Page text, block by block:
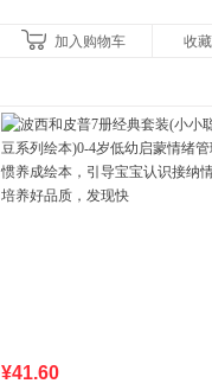
加入购物车 收藏
¥41.60